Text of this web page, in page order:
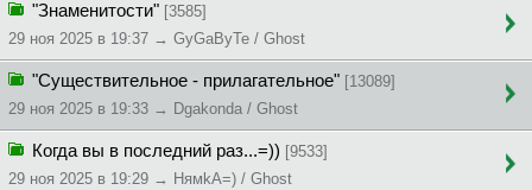
"Знаменитости" [3585]
29 ноя 2025 в 19:37 → GyGaByTe / Ghost
"Существительное - прилагательное" [13089]
29 ноя 2025 в 19:33 → Dgakonda / Ghost
Когда вы в последний раз...=)) [9533]
29 ноя 2025 в 19:29 → HямkA=) / Ghost